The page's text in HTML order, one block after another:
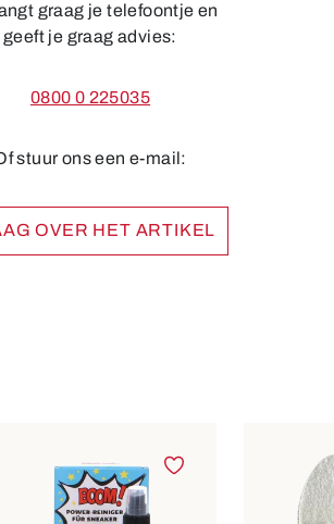
graag je telefoontje en
geeft je graag advies:
0800 0 225035
stuur ons een e-mail:
OVER HET ARTIKEL